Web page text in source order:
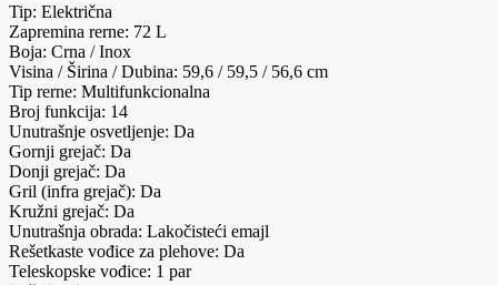
Tip: Električna
Zapremina rerne: 72 L
Boja: Crna / Inox
Visina / Širina / Dubina: 59,6 / 59,5 / 56,6 cm
Tip rerne: Multifunkcionalna
Broj funkcija: 14
Unutrašnje osvetljenje: Da
Gornji grejač: Da
Donji grejač: Da
Gril (infra grejač): Da
Kružni grejač: Da
Unutrašnja obrada: Lakočisteći emajl
Rešetkaste vođice za plehove: Da
Teleskopske vođice: 1 par